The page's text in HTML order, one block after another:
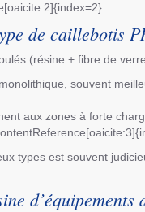
de caillebotis
(résine + fibre de
souvent
aux zones à forte
types est souvent
d’équipements